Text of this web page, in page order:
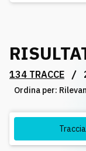
Playlist
Licenze
134 TRACCE /
Ordina per:
Traccia